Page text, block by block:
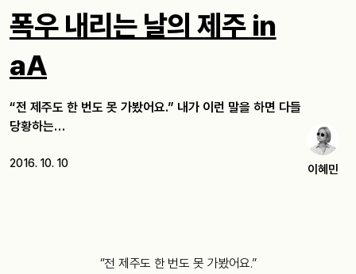
폭우 내리는 날의 제주 in
aA
“전 제주도 한 번도 못 가봤어요.” 내가 이런 말을 하면 다들
당황하는…
2016. 10. 10 이혜민
“전 제주도 한 번도 못 가봤어요.”